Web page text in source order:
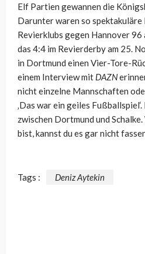
Elf Partien gewannen die
Darunter waren so spektakuläre
Revierklubs gegen Hannover 96
das 4:4 im Revierderby am 25.
in Dortmund einen Vier-Tore-
einem Interview mit DAZN
nicht einzelne Mannschaften
‚Das war ein geiles
zwischen Dortmund und
bist, kannst du es gar nicht
Tags : Deniz Aytekin